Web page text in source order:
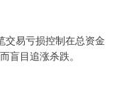
交易亏损控制在总资金
盲目追涨杀跌。